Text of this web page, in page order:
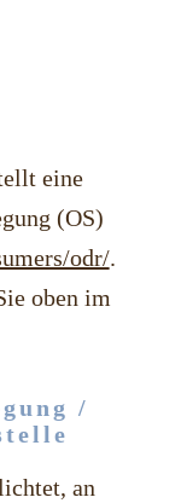
eine
(OS)
odr/.
oben im
/
an